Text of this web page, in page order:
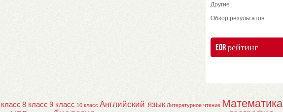
Другие
Обзор результатов
EOR рейтинг
8 класс 9 класс 10 класс Английский язык Литературное чтение Математика